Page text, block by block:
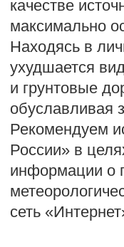
качестве
максимально
Находясь в
ухудшается
и грунтовые
обуславливая
Рекомендуем
России» в
информации о
сеть